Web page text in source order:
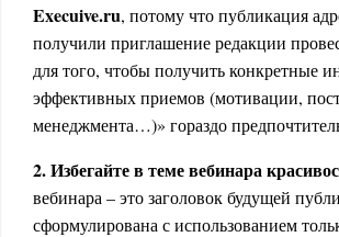
Execuive.ru, потому что публикация
получили приглашение редакции
для того, чтобы получить конкретные
эффективных приемов (мотивации,
менеджмента…)» гораздо
2. Избегайте в теме вебинара
вебинара – это заголовок будущей
сформулирована с использованием